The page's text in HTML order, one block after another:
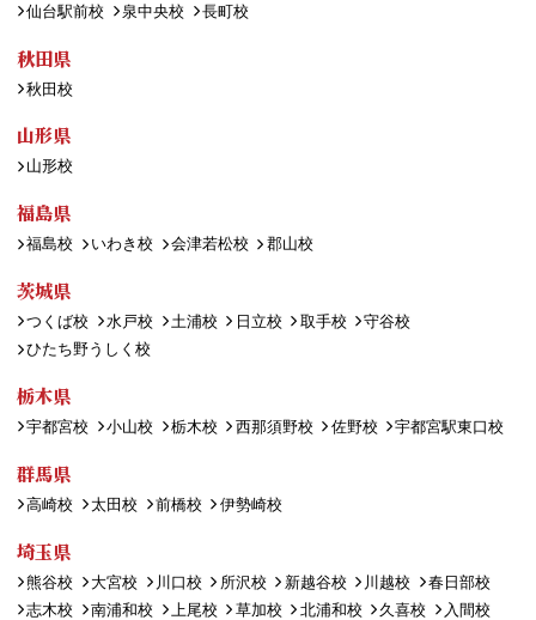
仙台駅前校 泉中央校 長町校
秋田県
秋田校
山形県
山形校
福島県
福島校 いわき校 会津若松校 郡山校
茨城県
つくば校 水戸校 土浦校 日立校 取手校
守谷校
ひたち野うしく校
栃木県
宇都宮校 小山校 栃木校 西那須野校 佐野校 宇都宮駅東口校
群馬県
高崎校 太田校 前橋校 伊勢崎校
埼玉県
熊谷校 大宮校 川口校 所沢校 新越谷校 川越校
春日部校
志木校
南浦和校 上尾校 草加校 北浦和校 久喜校
入間校